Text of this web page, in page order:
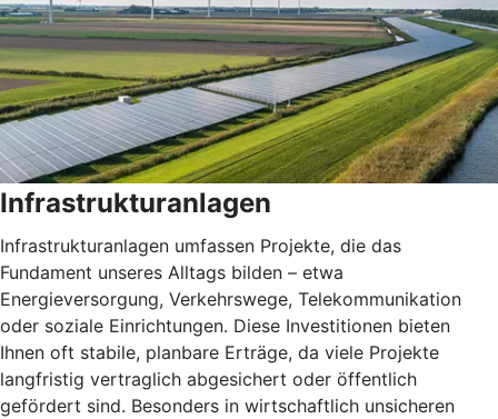
Infrastrukturanlagen
Infrastrukturanlagen umfassen Projekte, die das
Fundament unseres Alltags bilden – etwa
Energieversorgung, Verkehrswege, Telekommunikation
oder soziale Einrichtungen. Diese Investitionen bieten
Ihnen oft stabile, planbare Erträge, da viele Projekte
langfristig vertraglich abgesichert oder öffentlich
gefördert sind. Besonders in wirtschaftlich unsicheren